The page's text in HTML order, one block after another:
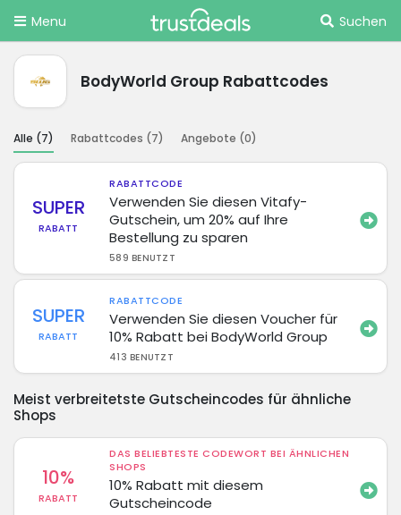
Menu Suchen
BodyWorld Group Rabattcodes
Alle (7) Rabattcodes (7) Angebote (0)
SUPER
RABATT
RABATTCODE
Verwenden Sie diesen Vitafy-
Gutschein, um 20% auf Ihre
Bestellung zu sparen
589 BENUTZT
SUPER
RABATT
RABATTCODE
Verwenden Sie diesen Voucher für
10% Rabatt bei BodyWorld Group
413 BENUTZT
Meist verbreitetste Gutscheincodes für ähnliche
Shops
10%
RABATT
DAS BELIEBTESTE CODEWORT BEI ÄHNLICHEN
SHOPS
10% Rabatt mit diesem
Gutscheincode